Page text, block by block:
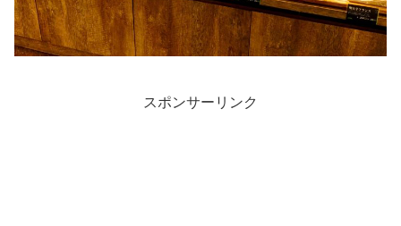
スポンサーリンク